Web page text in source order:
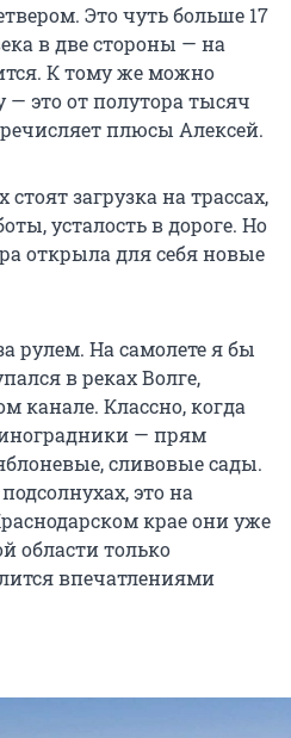
Это чуть больше 17
в две стороны — на
К тому же можно
это от полутора тысяч
плюсы Алексей.
загрузка на трассах,
усталость в дороге. Но
открыла для себя новые
рулем. На самолете я бы
в реках Волге,
канале. Классно, когда
— прям
сливовые сады.
это на
крае они уже
области только
впечатлениями